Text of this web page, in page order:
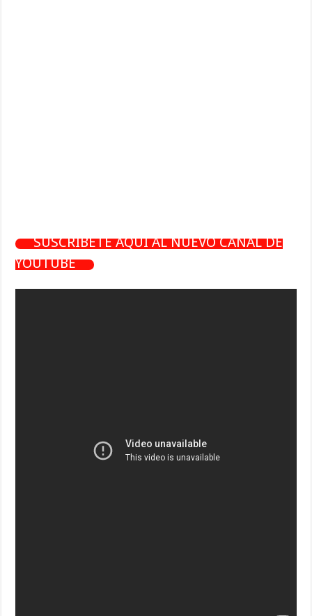
SUSCRÍBETE AQUÍ AL NUEVO CANAL DE
YOUTUBE